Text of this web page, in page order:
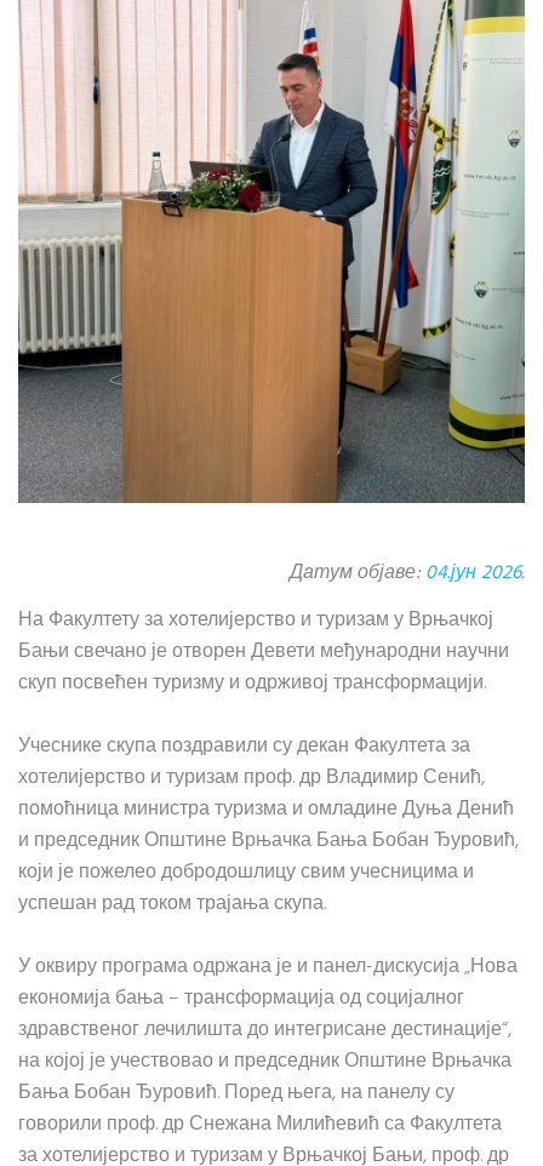
Датум објаве:04.јун 2026.
На Факултету за хотелијерство и туризам у Врњачкој
Бањи свечано је отворен Девети међународни научни
скуп посвећен туризму и одрживој трансформацији.
Учеснике скупа поздравили су декан Факултета за
хотелијерство и туризам проф. др Владимир Сенић,
помоћница министра туризма и омладине Дуња Денић
и председник Општине Врњачка Бања Бобан Ђуровић,
који је пожелео добродошлицу свим учесницима и
успешан рад током трајања скупа.
У оквиру програма одржана је и панел-дискусија „Нова
економија бања – трансформација од социјалног
здравственог лечилишта до интегрисане дестинације“,
на којој је учествовао и председник Општине Врњачка
Бања Бобан Ђуровић. Поред њега, на панелу су
говорили проф. др Снежана Милићевић са Факултета
за хотелијерство и туризам у Врњачкој Бањи, проф. др